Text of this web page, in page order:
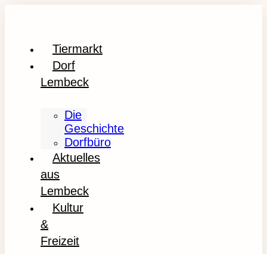
Tiermarkt
Dorf
Lembeck
Die
Geschichte
Dorfbüro
Aktuelles
aus
Lembeck
Kultur
&
Freizeit